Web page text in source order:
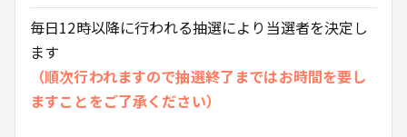
毎日12時以降に行われる抽選により当選者を決定し
ます
（順次行われますので抽選終了まではお時間を要し
ますことをご了承ください）